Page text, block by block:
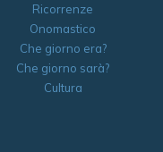
Ricorrenze
Onomastico
Che giorno era?
Che giorno sarà?
Cultura